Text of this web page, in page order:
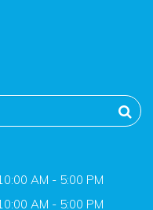
AM - 5:00 PM
AM - 5:00 PM